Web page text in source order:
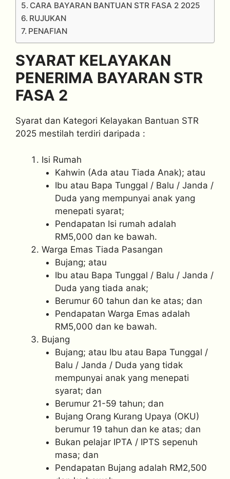
CARA BAYARAN BANTUAN STR FASA 2 2025
RUJUKAN
PENAFIAN
SYARAT KELAYAKAN
PENERIMA BAYARAN STR
FASA 2
Syarat dan Kategori Kelayakan Bantuan STR
2025 mestilah terdiri daripada :
Isi Rumah
Kahwin (Ada atau Tiada Anak); atau
Ibu atau Bapa Tunggal / Balu / Janda /
Duda yang mempunyai anak yang
menepati syarat;
Pendapatan Isi rumah adalah
RM5,000 dan ke bawah.
Warga Emas Tiada Pasangan
Bujang; atau
Ibu atau Bapa Tunggal / Balu / Janda /
Duda yang tiada anak;
Berumur 60 tahun dan ke atas; dan
Pendapatan Warga Emas adalah
RM5,000 dan ke bawah.
Bujang
Bujang; atau Ibu atau Bapa Tunggal /
Balu / Janda / Duda yang tidak
mempunyai anak yang menepati
syarat; dan
Berumur 21-59 tahun; dan
Bujang Orang Kurang Upaya (OKU)
berumur 19 tahun dan ke atas; dan
Bukan pelajar IPTA / IPTS sepenuh
masa; dan
Pendapatan Bujang adalah RM2,500